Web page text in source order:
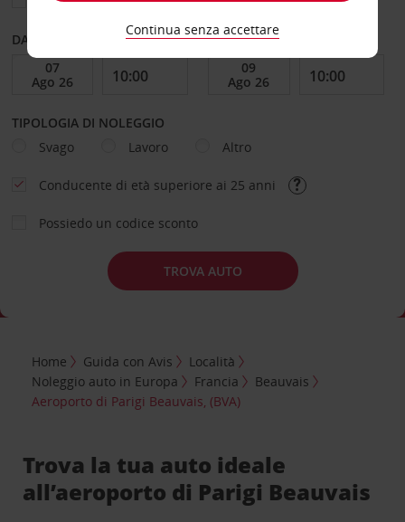
DAL GIORNO AL GIORNO
TIPOLOGIA DI NOLEGGIO
Svago
Lavoro Altro
Conducente di età superiore ai 25 anni
Possiedo un codice sconto
TROVA AUTO
Home Guida con Avis
Località
Noleggio auto in Europa
Francia
Beauvais
Aeroporto di Parigi Beauvais, (BVA)
Trova la tua auto ideale
all’aeroporto di Parigi Beauvais
Continua senza accettare